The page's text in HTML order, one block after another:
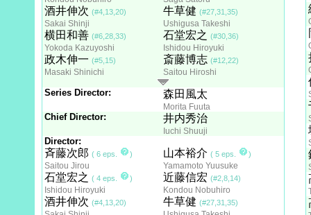
酒井伸次 (#4,13,20)
Sakai Shinji
横田和善 (#6,28,33)
Yokoda Kazuyoshi
政木伸一 (#5,15)
Masaki Shinichi
牛草健 (#27,31,35)
Ushigusa Takeshi
石堂宏之 (#30,36)
Ishidou Hiroyuki
斎藤博志 (#12,22)
Saitou Hiroshi
Series Director: 森田風太
Morita Fuuta
Chief Director: 井内秀治
Iuchi Shuuji
Director:
斉藤次郎 ( 6 eps. )
Saitou Jirou
石堂宏之 ( 4 eps. )
Ishidou Hiroyuki
酒井伸次 (#4,13,20)
山本裕介 ( 5 eps. )
Yamamoto Yuusuke
近藤信宏 (#2,8,14)
Kondou Nobuhiro
牛草健 (#27,31,35)